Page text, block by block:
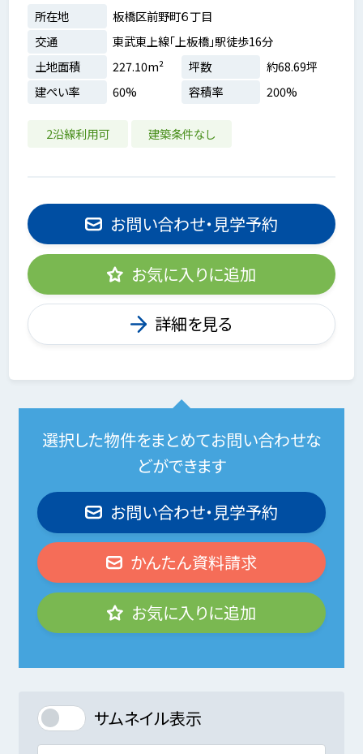
所在地
板橋区前野町６丁目
交通
東武東上線「上板橋」駅徒歩16分
土地面積
227.10m² 坪数
約68.69坪
建ぺい率
60% 容積率 200%
2沿線利用可 建築条件なし
お問い合わせ・見学予約
お気に入りに追加
詳細を見る
選択した物件をまとめてお問い合わせな
どができます
お問い合わせ・見学予約
かんたん資料請求
お気に入りに追加
サムネイル表示